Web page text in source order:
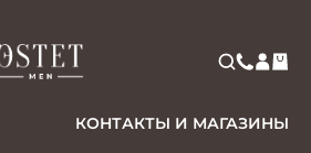
КОНТАКТЫ И МАГАЗИНЫ